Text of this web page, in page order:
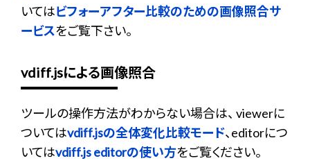
いてはビフォーアフター比較のための画像照合サ
ービスをご覧下さい。
vdiff.jsによる画像照合
ツールの操作方法がわからない場合は、 viewerに
ついてはvdiff.jsの全体変化比較モード、editorにつ
いてはvdiff.js editorの使い方をご覧ください。